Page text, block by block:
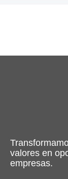
valores en
empresas.